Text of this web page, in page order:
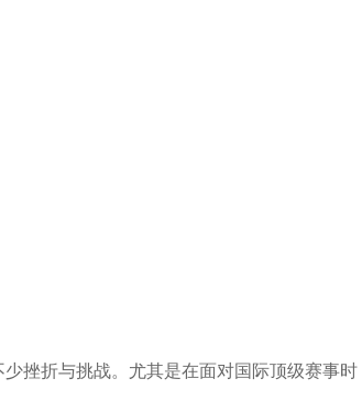
挫折与挑战。尤其是在面对国际顶级赛事